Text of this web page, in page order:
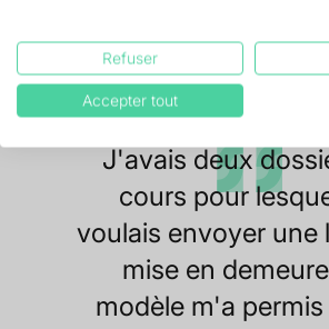
J'avais deux
cours pour
voulais envoyer une
mise en
modèle m'a
Refuser
Accepter tout